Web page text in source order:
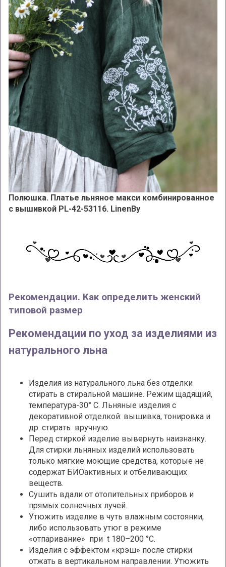
Полюшка. Платье льняное макси комбинированное
с вышивкой PL-42-53116. LinenBy
Рекомендации. Как определить женский
типовой размер
Рекомендации по уход за изделиями из
натурального льна
Изделия из натурального льна без отделки
стирать в стиральной машине. Режим щадящий,
температура-30° С. Льняные изделия с
декоративной отделкой: вышивка, тонировка и
др. стирать вручную.
Перед стиркой изделие вывернуть наизнанку.
Для стирки льняных изделий использовать
только мягкие моющие средства, которые не
содержат БИОактивных и отбеливающих
веществ.
Сушить вдали от отопительных приборов и
прямых солнечных лучей.
Утюжить изделие в чуть влажным состоянии,
либо использовать утюг в режиме
«отпаривание» при t 180–200 °С.
Изделия с эффектом «крэш» после стирки
отжать в вертикальном направлении. Утюжить